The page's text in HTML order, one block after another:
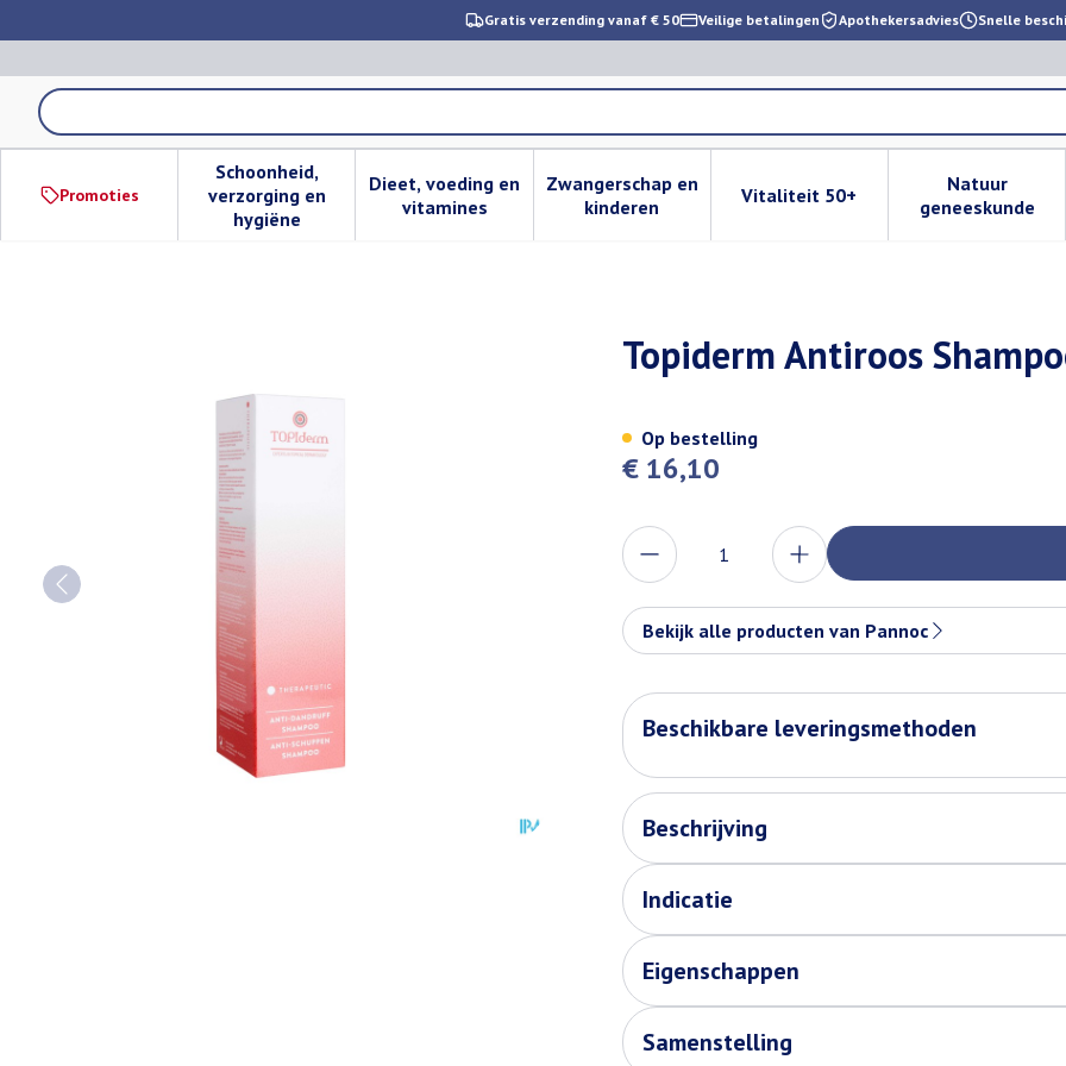
Gratis verzending vanaf € 50 Veilige betalingen Apothekersadvies Snelle
Product, merk, categorie...
Promoties
Schoonheid,
verzorging en
hygiëne
Toon submenu voor Schoonheid, verzorging en hygiëne categorie
Dieet, voeding en
vitaminesToon submenu voor Dieet, voeding en vitamines categorie
Zwangerschap en
kinderenToon submenu voor Zwangerschap en kinderen
Vitaliteit 50+Toon submenu voor Vitaliteit
Natuur
geneeskunde
Toon
Topiderm Antiroos Shampoo 200ml Cfr Top-shampoo
Topiderm Antiroos
€ 16,10
Aantal
Op bestelling
Bekijk alle producten van Pannoc
Beschikbare leveringsmethoden
Beschrijving
Indicatie
Eigenschappen
Samenstelling